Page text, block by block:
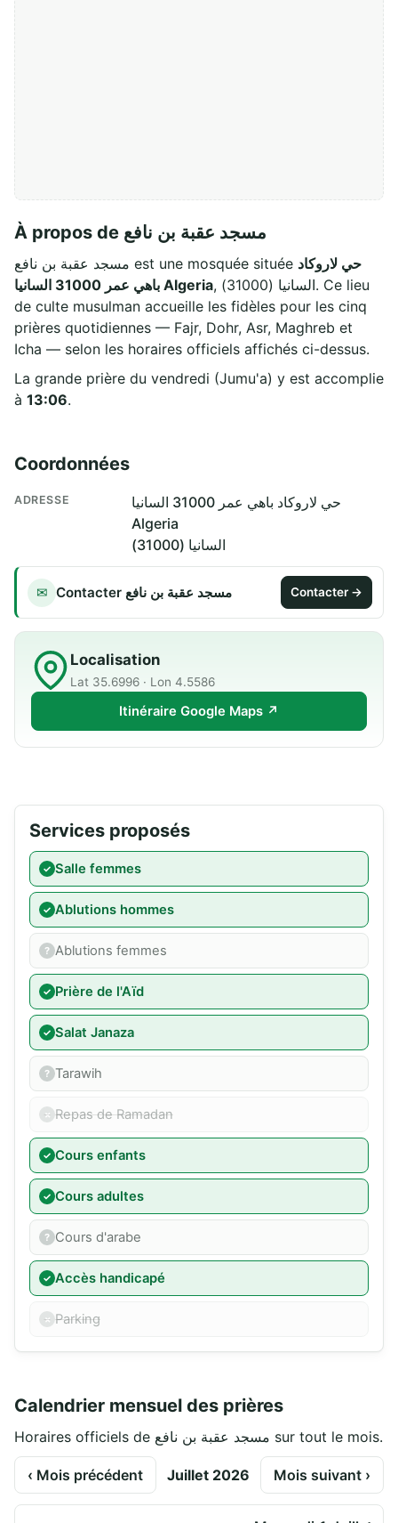
À propos de مسجد عقبة بن نافع
مسجد عقبة بن نافع est une mosquée située حي لاروكاد
باهي عمر 31000 السانيا Algeria, السانيا (31000). Ce lieu
de culte musulman accueille les fidèles pour les cinq
prières quotidiennes — Fajr, Dohr, Asr, Maghreb et
Icha — selon les horaires officiels affichés ci-dessus.
La grande prière du vendredi (Jumu'a) y est accomplie
à 13:06.
Coordonnées
ADRESSE
حي لاروكاد باهي عمر 31000 السانيا
Algeria
السانيا (31000)
✉ Contacter مسجد عقبة بن نافع Contacter →
Localisation
Lat 35.6996 · Lon 4.5586
Itinéraire Google Maps ↗
Services proposés
Salle femmes
Ablutions hommes
Ablutions femmes
Prière de l'Aïd
Salat Janaza
Tarawih
Repas de Ramadan
Cours enfants
Cours adultes
Cours d'arabe
Accès handicapé
Parking
Calendrier mensuel des prières
Horaires officiels de مسجد عقبة بن نافع sur tout le mois.
‹ Mois précédent Juillet 2026 Mois suivant ›